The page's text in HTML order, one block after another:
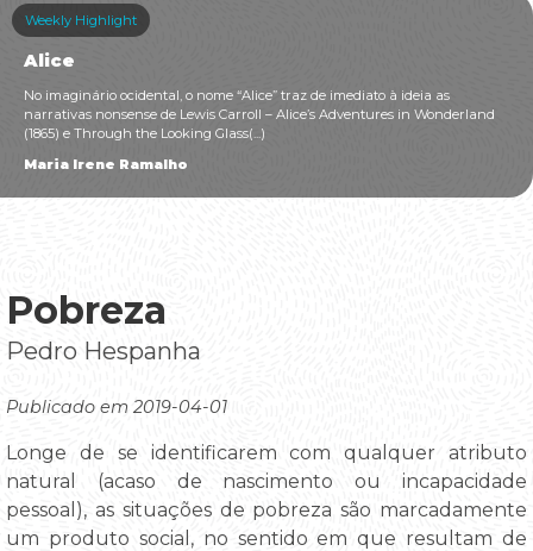
Weekly Highlight
Alice
No imaginário ocidental, o nome “Alice” traz de imediato à ideia as
narrativas nonsense de Lewis Carroll – Alice’s Adventures in Wonderland
(1865) e Through the Looking Glass(...)
Maria Irene Ramalho
Pobreza
Pedro Hespanha
Publicado em 2019-04-01
Longe de se identificarem com qualquer atributo
natural (acaso de nascimento ou incapacidade
pessoal), as situações de pobreza são marcadamente
um produto social, no sentido em que resultam de